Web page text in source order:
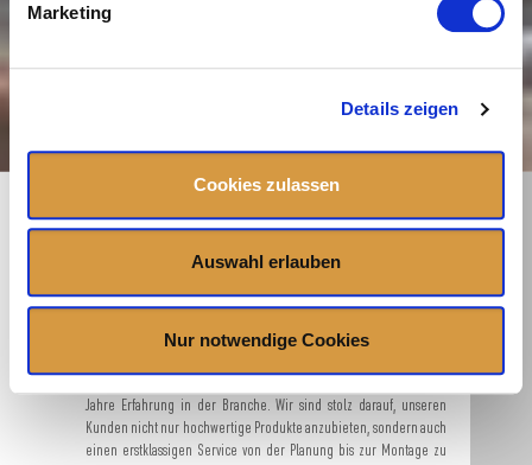
Marketing
Details zeigen
Cookies zulassen
Auswahl erlauben
Nur notwendige Cookies
Haus und Garten. Auf über 2000 m² Verkaufsfläche erwarten Sie
nicht nur Produkte von namhaften Herstellern, sondern auch ein
kompetente Beratung durch unsere geschulten Mitarbeiter.
Jahre Erfahrung in der Branche. Wir sind stolz darauf, unseren
Kunden nicht nur hochwertige Produkte anzubieten, sondern auch
einen erstklassigen Service von der Planung bis zur Montage zu